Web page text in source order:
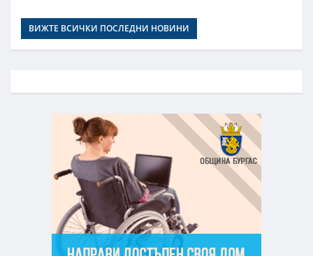
ВИЖТЕ ВСИЧКИ ПОСЛЕДНИ НОВИНИ